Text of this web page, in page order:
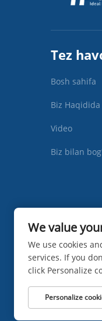
Tez
Bosh sahifa
Biz Haqidida
Video
Biz bilan
Mualliflik
We value
We use cookies
services. If you
click Personalize
Personalize